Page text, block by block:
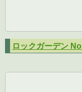
ロックガーデン